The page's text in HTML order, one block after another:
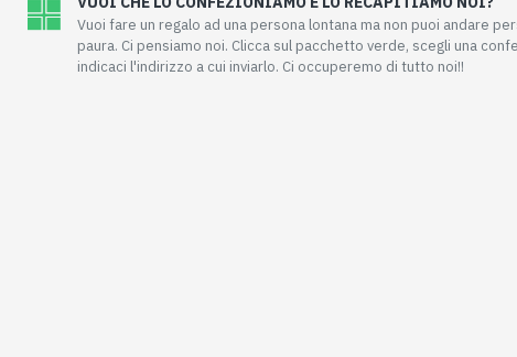
Vuoi fare un regalo ad una persona lontana ma non puoi andare
paura. Ci pensiamo noi. Clicca sul pacchetto verde, scegli una
indicaci l'indirizzo a cui inviarlo. Ci occuperemo di tutto noi!!